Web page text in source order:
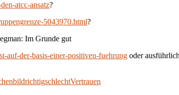
atcc-ansatz?
5043970.html?
Im Grunde gut
auf-der-basis-einer-positiven-fuehrung oder
richtigschlechtVertrauen